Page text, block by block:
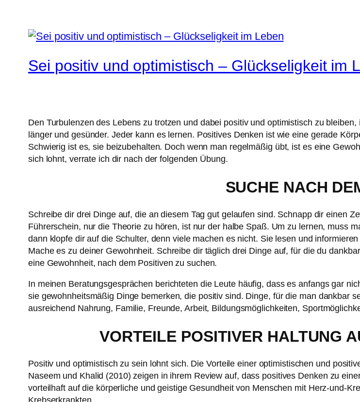
Sei positiv und optimistisch – Glückseligkeit im
Den Turbulenzen des Lebens zu trotzen und dabei positiv und optimistisch zu
länger und gesünder. Jeder kann es lernen. Positives Denken ist wie eine gerade
Schwierig ist es, sie beizubehalten. Doch wenn man regelmäßig übt, ist es eine
sich lohnt, verrate ich dir nach der folgenden Übung.
SUCHE NACH
Schreibe dir drei Dinge auf, die an diesem Tag gut gelaufen sind. Schnapp dir einen
Führerschein, nur die Theorie zu hören, ist nur der halbe Spaß. Um zu lernen, muss
dann klopfe dir auf die Schulter, denn viele machen es nicht. Sie lesen und
Mache es zu deiner Gewohnheit. Schreibe dir täglich drei Dinge auf, für die du
eine Gewohnheit, nach dem Positiven zu suchen.
In meinen Beratungsgesprächen berichteten die Leute häufig, dass es anfangs gar
sie gewohnheitsmäßig Dinge bemerken, die positiv sind. Dinge, für die man dankbar
ausreichend Nahrung, Familie, Freunde, Arbeit, Bildungsmöglichkeiten,
VORTEILE POSITIVER HALTUNG
Positiv und optimistisch zu sein lohnt sich. Die Vorteile einer optimistischen und
Naseem und Khalid (2010) zeigen in ihrem Review auf, dass positives Denken zu
vorteilhaft auf die körperliche und geistige Gesundheit von Menschen mit Herz-und-